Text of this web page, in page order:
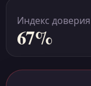
Индекс доверия
67%